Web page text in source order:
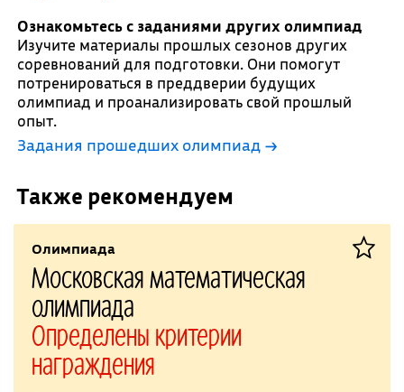
Ознакомьтесь с заданиями других олимпиад
Изучите материалы прошлых сезонов других
соревнований для подготовки. Они помогут
потренироваться в преддверии будущих
олимпиад и проанализировать свой прошлый
опыт.
Задания прошедших олимпиад →
Также рекомендуем
Олимпиада
Московская математическая
олимпиада
Определены критерии
награждения